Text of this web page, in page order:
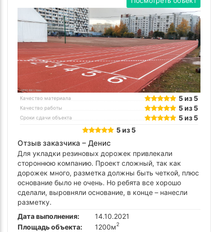
Качество материала 5 из 5
Качество работы 5 из 5
Сроки сдачи объекта
5 из 5
5 из 5
Отзыв заказчика – Денис
Для укладки резиновых дорожек привлекали
стороннюю компанию. Проект сложный, так как
дорожек много, разметка должны быть четкой, плюс
основание было не очень. Но ребята все хорошо
сделали, выровняли основание, в конце – нанесли
разметку.
Дата выполнения:
14.10.2021
Площадь объекта:
1200м2